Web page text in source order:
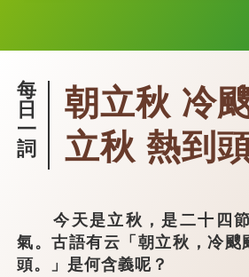
每
日
一
詞
朝立秋 冷
立秋 熱到
今天是立秋，是二十四節
氣。古語有云「朝立秋，冷颼
頭。」是何含義呢？